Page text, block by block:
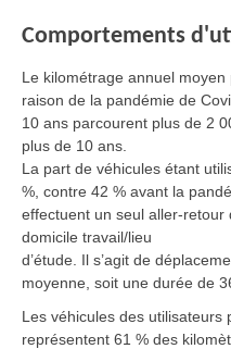
Comportements
Le kilométrage annuel
raison de la pandémie de
10 ans parcourent plus de 2
plus de 10 ans.
La part de véhicules étant
%, contre 42 % avant la
effectuent un seul aller-
domicile travail/lieu
d’étude. Il s’agit de
moyenne, soit une durée de
Les véhicules des utilisateurs
représentent 61 % des